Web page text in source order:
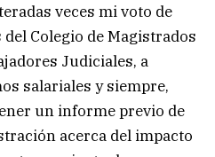
veces mi voto de
Colegio de Magistrados
Judiciales, a
salariales y siempre,
un informe previo de
acerca del impacto